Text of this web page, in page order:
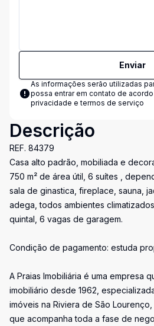
Enviar
As informações serão utilizadas
possa entrar em contato de
privacidade e termos de serviço
Descrição
REF. 84379
Casa alto padrão, mobiliada e
750 m² de área útil, 6 suítes ,
sala de ginastica, fireplace, sauna,
adega, todos ambientes
quintal, 6 vagas de garagem.
Condição de pagamento: estuda
A Praias Imobiliária é uma empresa
imobiliário desde 1962,
imóveis na Riviera de São
que acompanha toda a fase de